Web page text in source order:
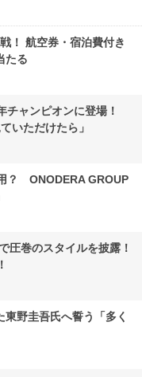
！ 航空券・宿泊費付き
たる
チャンピオンに登場！
いただけたら」
？ ONODERA GROUP
圧巻のスタイルを披露！
野圭吾氏へ誓う「多く